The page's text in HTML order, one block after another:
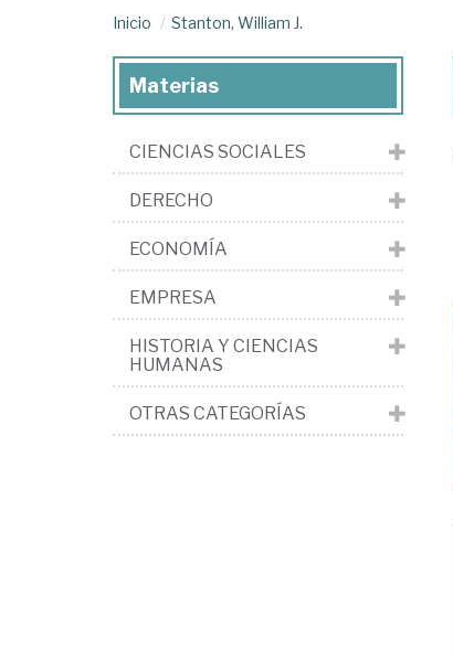
Inicio Stanton, William J.
Materias
CIENCIAS SOCIALES
DERECHO
ECONOMÍA
EMPRESA
HISTORIA Y CIENCIAS
HUMANAS
OTRAS CATEGORÍAS